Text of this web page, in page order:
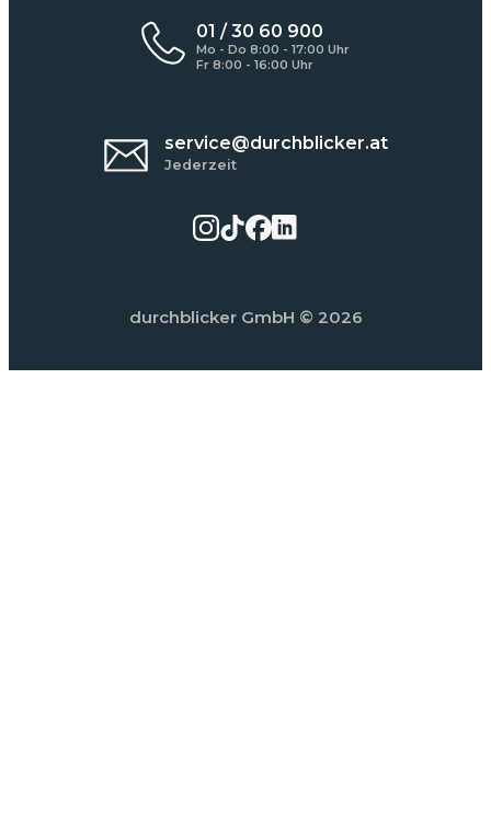
01 / 30 60 900
Mo - Do 8:00 - 17:00 Uhr
Fr 8:00 - 16:00 Uhr
service@durchblicker.at
Jederzeit
durchblicker GmbH © 2026